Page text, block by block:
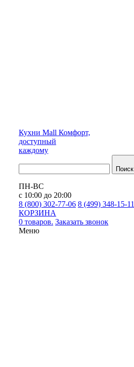
Кухни Mall Комфорт,
доступный
каждому
Поиск
ПН-ВС
с 10:00 до 20:00
8 (800) 302-77-06 8 (499) 348-15-11
КОРЗИНА
0 товаров. Заказать звонок
Меню